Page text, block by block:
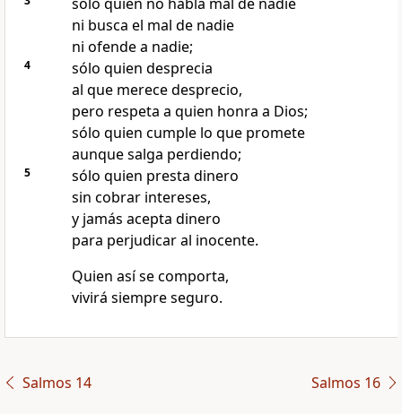
ni busca el mal de nadie
ni ofende a nadie;
4
sólo quien desprecia
al que merece desprecio,
pero respeta a quien honra a Dios;
sólo quien cumple lo que promete
aunque salga perdiendo;
5
sólo quien presta dinero
sin cobrar intereses,
y jamás acepta dinero
para perjudicar al inocente.
Quien así se comporta,
vivirá siempre seguro.
Salmos 14 Salmos 16